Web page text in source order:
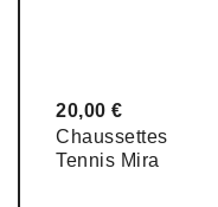
20,00 €
Chaussettes
Tennis Mira